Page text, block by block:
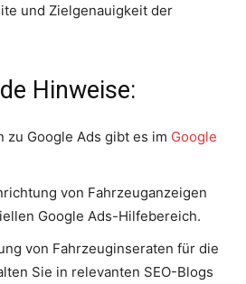
und Zielgenauigkeit der
Hinweise:
zu Google Ads gibt es im Google
von Fahrzeuganzeigen
Google Ads-Hilfebereich.
von Fahrzeuginseraten für die
Sie in relevanten SEO-Blogs